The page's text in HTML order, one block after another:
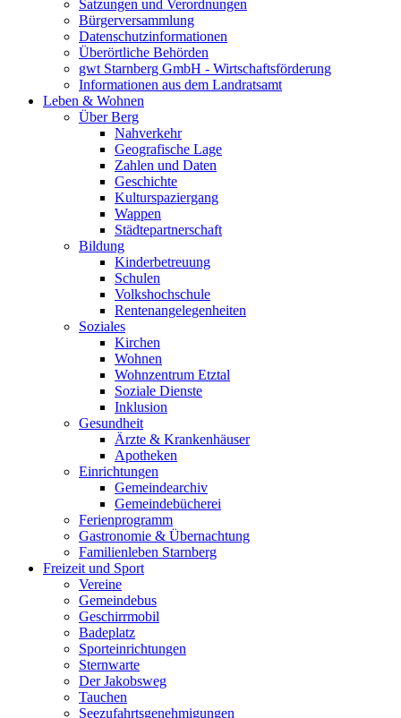
Satzungen und Verordnungen
Bürgerversammlung
Datenschutzinformationen
Überörtliche Behörden
gwt Starnberg GmbH - Wirtschaftsförderung
Informationen aus dem Landratsamt
Leben & Wohnen
Über Berg
Nahverkehr
Geografische Lage
Zahlen und Daten
Geschichte
Kulturspaziergang
Wappen
Städtepartnerschaft
Bildung
Kinderbetreuung
Schulen
Volkshochschule
Rentenangelegenheiten
Soziales
Kirchen
Wohnen
Wohnzentrum Etztal
Soziale Dienste
Inklusion
Gesundheit
Ärzte & Krankenhäuser
Apotheken
Einrichtungen
Gemeindearchiv
Gemeindebücherei
Ferienprogramm
Gastronomie & Übernachtung
Familienleben Starnberg
Freizeit und Sport
Vereine
Gemeindebus
Geschirrmobil
Badeplatz
Sporteinrichtungen
Sternwarte
Der Jakobsweg
Tauchen
Seezufahrtsgenehmigungen